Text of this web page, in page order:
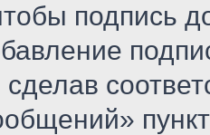
подпись